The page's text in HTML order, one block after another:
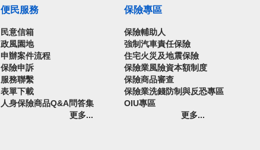
便民服務
民意信箱
政風園地
申辦案件流程
保險申訴
服務聯繫
表單下載
人身保險商品Q&A問答集
更多...
保險專區
保險輔助人
強制汽車責任保險
住宅火災及地震保險
保險業風險資本額制度
保險商品審查
保險業洗錢防制與反恐專區
OIU專區
更多...